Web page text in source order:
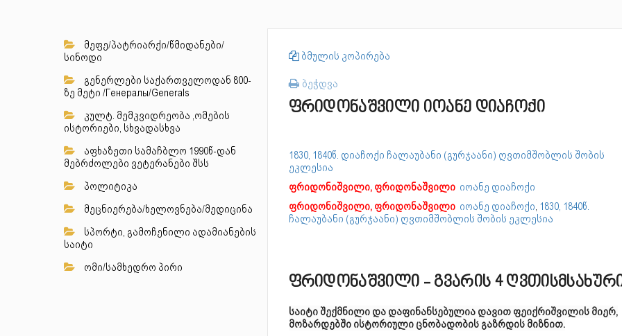
მეფე/პატრიარქი/წმიდანები/
სინოდი
გენერლები საქართველოდან 800-
ზე მეტი /Генералы/Generals
კულტ. მემკვიდრეობა ,ომების
ისტორიები, სხვადასხვა
აფხაზეთი სამაჩბლო 1990წ-დან
მებრძოლები ვეტერანები შსს
პოლიტიკა
მეცნიერება/ხელოვნება/მედიცინა
სპორტი, გამოჩენილი ადამიანების
საიტი
ომი/სამხედრო პირი
ბმულის კოპირება
ბეჭდვა
ფრიდონაშვილი იოანე დიაჩოქი
1830, 1840წ. დიაჩოქი ჩალაუბანი (გურჯაანი) ღვთიმშობლის შობის
ეკლესია
ფრიდონიშვილი, ფრიდონაშვილი იოანე დიაჩოქი
ფრიდონიშვილი, ფრიდონაშვილი იოანე დიაჩოქი, 1830, 1840წ.
ჩალაუბანი (გურჯაანი) ღვთიმშობლის შობის ეკლესია
ფრიდონაშვილი - გვარის 4
საიტი შექმნილი და დაფინანსებულია დავით ფეიქრიშვილის მიერ,
მოზარდებში ისტორიული ცნობადობის გაზრდის მიზნით.